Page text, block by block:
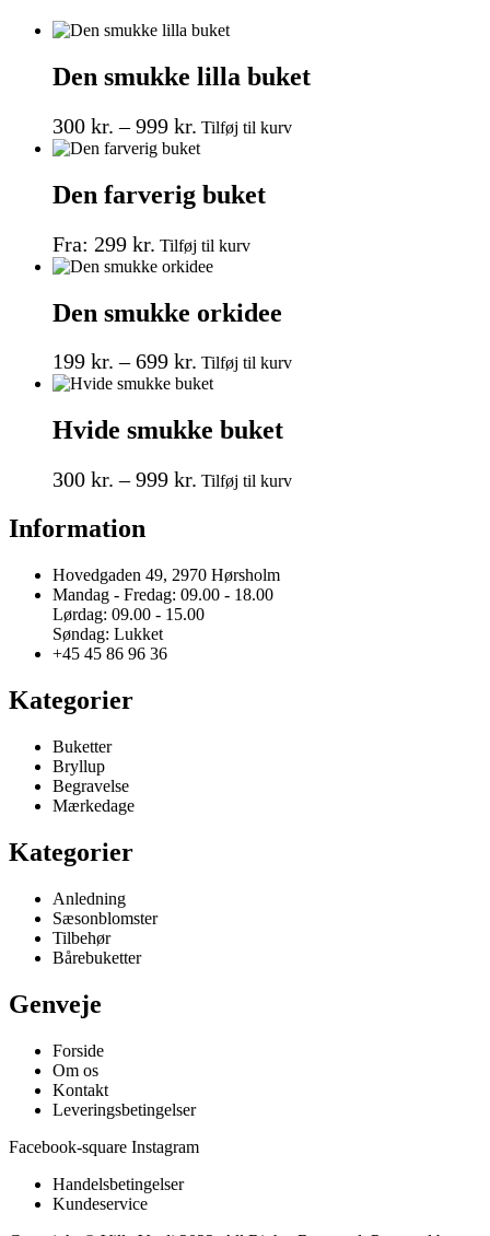
Den smukke lilla buket
300 kr. – 999 kr. Prisinterval:
300 kr.
999 kr.
Tilføj til kurvDette
Den farverig buket
Fra: 299 kr. Tilføj til kurvDette
flere
varianter.
kan
varesiden
Den smukke orkidee
199 kr. – 699 kr. Prisinterval:
199 kr.
699 kr.
Tilføj til kurvDette
kan
Hvide smukke buket
300 kr. – 999 kr. Prisinterval:
Tilføj til kurvDette
Information
Hovedgaden 49, 2970 Hørsholm
Mandag - Fredag: 09.00 - 18.00
Lørdag: 09.00 - 15.00
Søndag: Lukket
+45 45 86 96 36
Kategorier
Buketter
Bryllup
Begravelse
Mærkedage
Kategorier
Anledning
Sæsonblomster
Tilbehør
Bårebuketter
Genveje
Forside
Om os
Kontakt
Leveringsbetingelser
Facebook-square Instagram
Handelsbetingelser
Kundeservice